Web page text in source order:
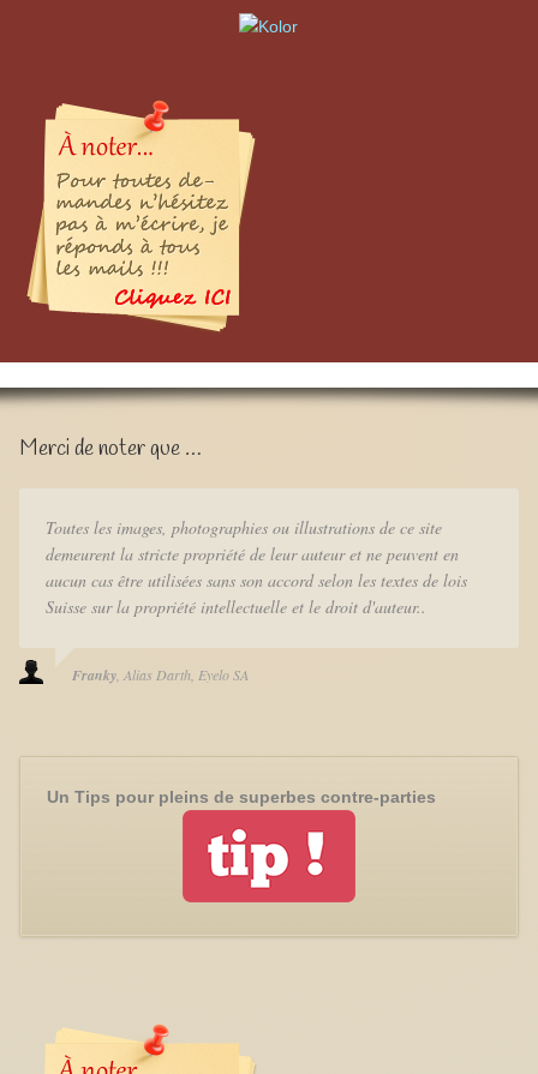
Merci de noter que …
Toutes les images, photographies ou illustrations de ce site
demeurent la stricte propriété de leur auteur et ne peuvent en
aucun cas être utilisées sans son accord selon les textes de lois
Suisse sur la propriété intellectuelle et le droit d'auteur..
Franky Alias Darth Eyelo SA
Un Tips pour pleins de superbes contre-parties